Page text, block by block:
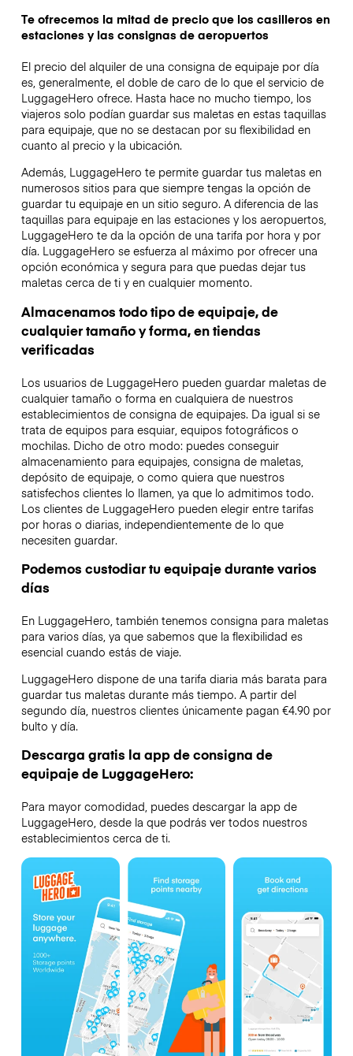
Te ofrecemos la mitad de precio que los casilleros en
estaciones y las consignas de aeropuertos
El precio del alquiler de una consigna de equipaje por día
es, generalmente, el doble de caro de lo que el servicio de
LuggageHero ofrece. Hasta hace no mucho tiempo, los
viajeros solo podían guardar sus maletas en estas taquillas
para equipaje, que no se destacan por su flexibilidad en
cuanto al precio y la ubicación.
Además, LuggageHero te permite guardar tus maletas en
numerosos sitios para que siempre tengas la opción de
guardar tu equipaje en un sitio seguro. A diferencia de las
taquillas para equipaje en las estaciones y los aeropuertos,
LuggageHero te da la opción de una tarifa por hora y por
día. LuggageHero se esfuerza al máximo por ofrecer una
opción económica y segura para que puedas dejar tus
maletas cerca de ti y en cualquier momento.
Almacenamos todo tipo de equipaje, de
cualquier tamaño y forma, en tiendas
verificadas
Los usuarios de LuggageHero pueden guardar maletas de
cualquier tamaño o forma en cualquiera de nuestros
establecimientos de consigna de equipajes. Da igual si se
trata de equipos para esquiar, equipos fotográficos o
mochilas. Dicho de otro modo: puedes conseguir
almacenamiento para equipajes, consigna de maletas,
depósito de equipaje, o como quiera que nuestros
satisfechos clientes lo llamen, ya que lo admitimos todo.
Los clientes de LuggageHero pueden elegir entre tarifas
por horas o diarias, independientemente de lo que
necesiten guardar.
Podemos custodiar tu equipaje durante varios
días
En LuggageHero, también tenemos consigna para maletas
para varios días, ya que sabemos que la flexibilidad es
esencial cuando estás de viaje.
LuggageHero dispone de una tarifa diaria más barata para
guardar tus maletas durante más tiempo. A partir del
segundo día, nuestros clientes únicamente pagan €4.90 por
bulto y día.
Descarga gratis la app de consigna de
equipaje de LuggageHero:
Para mayor comodidad, puedes descargar la app de
LuggageHero, desde la que podrás ver todos nuestros
establecimientos cerca de ti.